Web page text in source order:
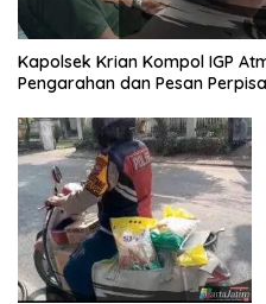
Kapolsek Krian Kompol IGP
Pengarahan dan Pesan